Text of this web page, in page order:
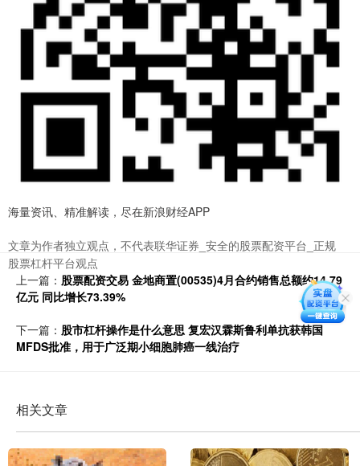
海量资讯、精准解读，尽在新浪财经APP
文章为作者独立观点，不代表联华证券_安全的股票配资平台_正规
股票杠杆平台观点
上一篇： 股票配资交易 金地商置(00535)4月合约销售总额约14.79
亿元 同比增长73.39%
下一篇： 股市杠杆操作是什么意思 复宏汉霖斯鲁利单抗获韩国
MFDS批准，用于广泛期小细胞肺癌一线治疗
相关文章